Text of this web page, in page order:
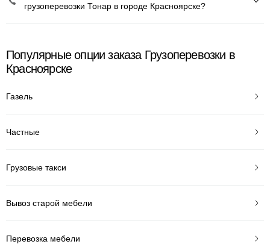
грузоперевозки Тонар в городе Красноярске?
Популярные опции заказа Грузоперевозки в
Красноярске
Газель
Частные
Грузовые такси
Вывоз старой мебели
Перевозка мебели